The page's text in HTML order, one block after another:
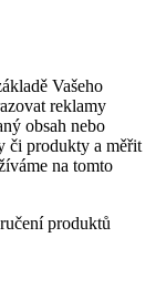
Vašeho
reklamy
obsah nebo
či produkty a měřit
na tomto
produktů